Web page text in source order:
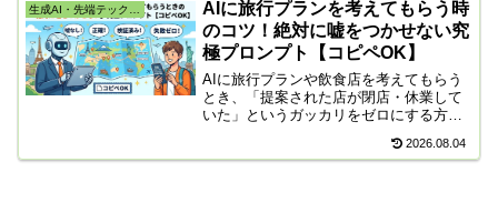
誤情報への注意点までわかります
AIに旅行プランを考えてもらう時
のコツ！絶対に嘘をつかせない究
極プロンプト【コピペOK】
AIに旅行プランや飲食店を考えてもらう
とき、「提案された店が閉店・休業して
いた」というガッカリをゼロにする方法
実を4回厳重チェックさせる究極のプロン
2026.08.04